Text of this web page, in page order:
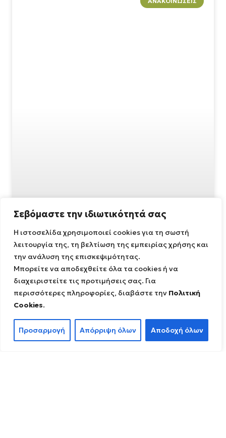
Σεβόμαστε την ιδιωτικότητά σας
Η ιστοσελίδα χρησιμοποιεί cookies για τη σωστή
λειτουργία της, τη βελτίωση της εμπειρίας χρήσης και
την ανάλυση της επισκεψιμότητας.
Μπορείτε να αποδεχθείτε όλα τα cookies ή να
διαχειριστείτε τις προτιμήσεις σας. Για
περισσότερες πληροφορίες, διαβάστε την Πολιτική
Cookies.
Προσαρμογή Απόρριψη όλων Αποδοχή όλων